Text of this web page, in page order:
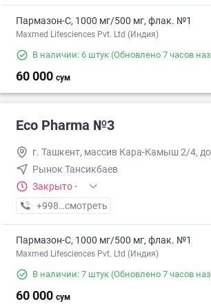
Пармазон-С, 1000 мг/500 мг, флак. №1
Maxmed Lifesciences Pvt. Ltd (Индия)
В наличии: 6 штук (Обновлено 7 часов
60 000 сум
Eco Pharma №3
г. Ташкент, массив Кара-Камыш 2/4,
Рынок Тансикбаев
Закрыто ·
+998 (99) XXX-XX-XX
смотреть
Пармазон-С, 1000 мг/500 мг, флак. №1
Maxmed Lifesciences Pvt. Ltd (Индия)
В наличии: 7 штук (Обновлено 7 часов
60 000 сум